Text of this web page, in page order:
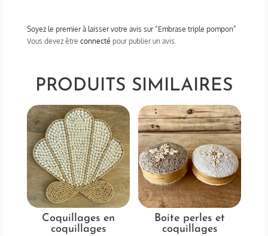
triple
pompon
Soyez le premier à laisser votre avis sur “Embrase triple pompon”
Vous devez être connecté pour publier un avis.
PRODUITS SIMILAIRES
Coquillages en
coquillages
Boite perles et
coquillages